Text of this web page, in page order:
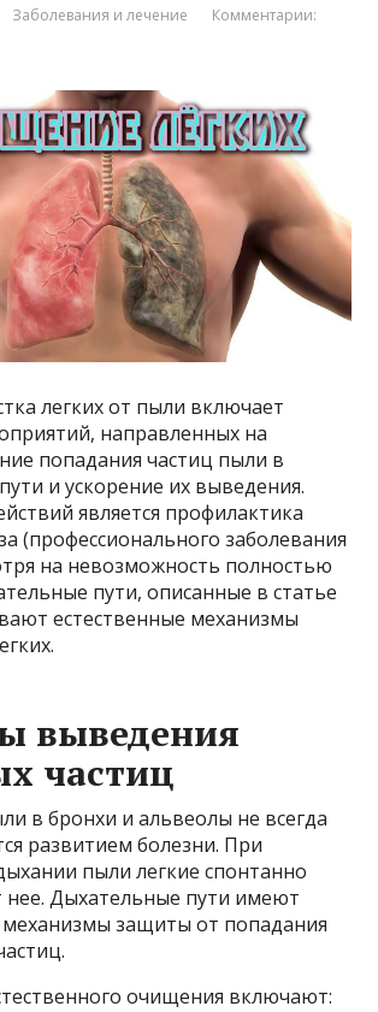
Заболевания и лечение
Комментарии:
легких от пыли включает
направленных на
попадания частиц пыли в
и ускорение их выведения.
является профилактика
(профессионального заболевания
на невозможность полностью
пути, описанные в статье
естественные механизмы
выведения
частиц
в бронхи и альвеолы ​​не всегда
развитием болезни. При
пыли легкие спонтанно
Дыхательные пути имеют
механизмы защиты от попадания
очищения включают: